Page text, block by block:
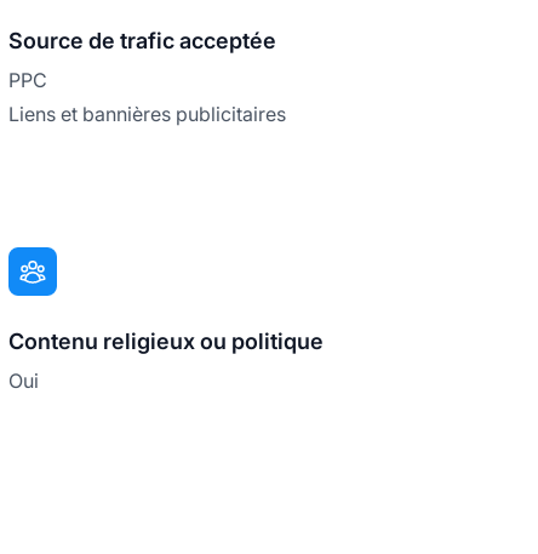
Source de trafic acceptée
PPC
Liens et bannières publicitaires
Contenu religieux ou politique
Oui